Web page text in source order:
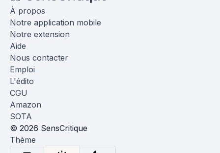
À propos
Notre application mobile
Notre extension
Aide
Nous contacter
Emploi
L'édito
CGU
Amazon
SOTA
© 2026 SensCritique
Thème